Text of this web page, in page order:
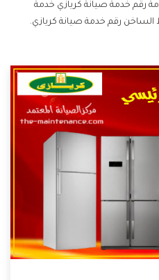
رقم خدمة صيانة كريازي خدمة
الساخن رقم خدمة صيانة كريازي.